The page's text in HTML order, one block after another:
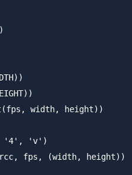
width, height))
'4', 'v')
fps, (width, height))